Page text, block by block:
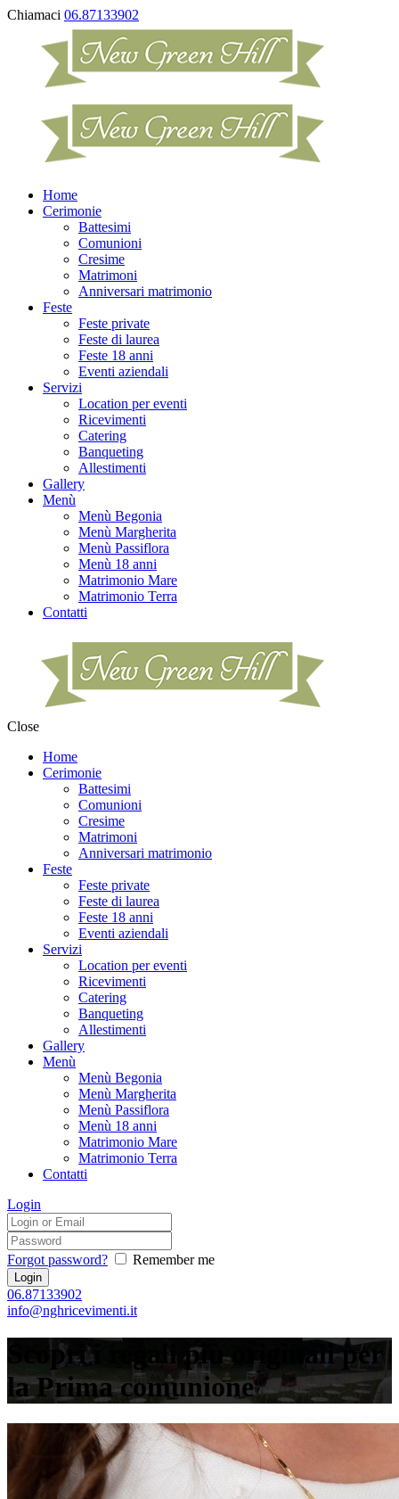
Chiamaci 06.87133902
Home
Cerimonie
Battesimi
Comunioni
Cresime
Matrimoni
Anniversari matrimonio
Feste
Feste private
Feste di laurea
Feste 18 anni
Eventi aziendali
Servizi
Location per eventi
Ricevimenti
Catering
Banqueting
Allestimenti
Gallery
Menù
Menù Begonia
Menù Margherita
Menù Passiflora
Menù 18 anni
Matrimonio Mare
Matrimonio Terra
Contatti
Close
Home
Cerimonie
Battesimi
Comunioni
Cresime
Matrimoni
Anniversari matrimonio
Feste
Feste private
Feste di laurea
Feste 18 anni
Eventi aziendali
Servizi
Location per eventi
Ricevimenti
Catering
Banqueting
Allestimenti
Gallery
Menù
Menù Begonia
Menù Margherita
Menù Passiflora
Menù 18 anni
Matrimonio Mare
Matrimonio Terra
Contatti
Login
Forgot password? Remember me
06.87133902
info@nghricevimenti.it
Scopri i regali più originali per
la Prima comunione